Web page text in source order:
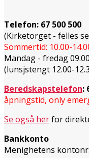
Telefon: 67 500 500
(Kirketorget - felles
Sommertid: 10.00-
Mandag - fredag
(lunsjstengt 12.00-
Beredskapstelefon:
åpningstid, only
Se også herfor
Bankkonto
Menighetens